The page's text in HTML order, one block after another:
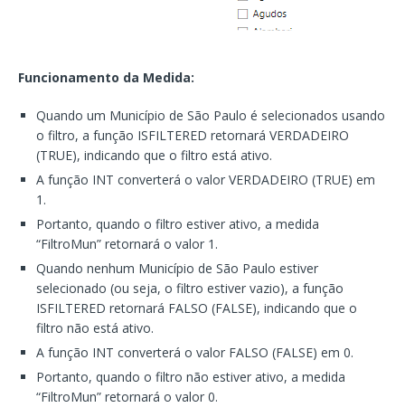
Funcionamento da Medida:
Quando um Município de São Paulo é selecionados usando
o filtro, a função ISFILTERED retornará VERDADEIRO
(TRUE), indicando que o filtro está ativo.
A função INT converterá o valor VERDADEIRO (TRUE) em
1.
Portanto, quando o filtro estiver ativo, a medida
“FiltroMun” retornará o valor 1.
Quando nenhum Município de São Paulo estiver
selecionado (ou seja, o filtro estiver vazio), a função
ISFILTERED retornará FALSO (FALSE), indicando que o
filtro não está ativo.
A função INT converterá o valor FALSO (FALSE) em 0.
Portanto, quando o filtro não estiver ativo, a medida
“FiltroMun” retornará o valor 0.